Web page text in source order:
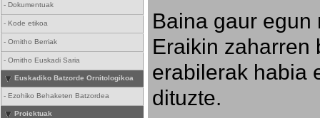
- Dokumentuak
- Kode etikoa
- Ornitho Berriak
- Ornitho Euskadi Saria
Euskadiko Batzorde Ornitologikoa
- Ezohiko Behaketen Batzordea
Proiektuak
Baina gaur egun
Eraikin zaharren
erabilerak habia
dituzte.